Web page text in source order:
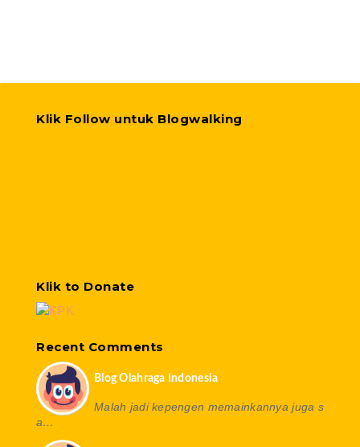
Klik Follow untuk Blogwalking
Klik to Donate
Recent Comments
Blog Olahraga Indonesia
Malah jadi kepengen memainkannya juga s
a…